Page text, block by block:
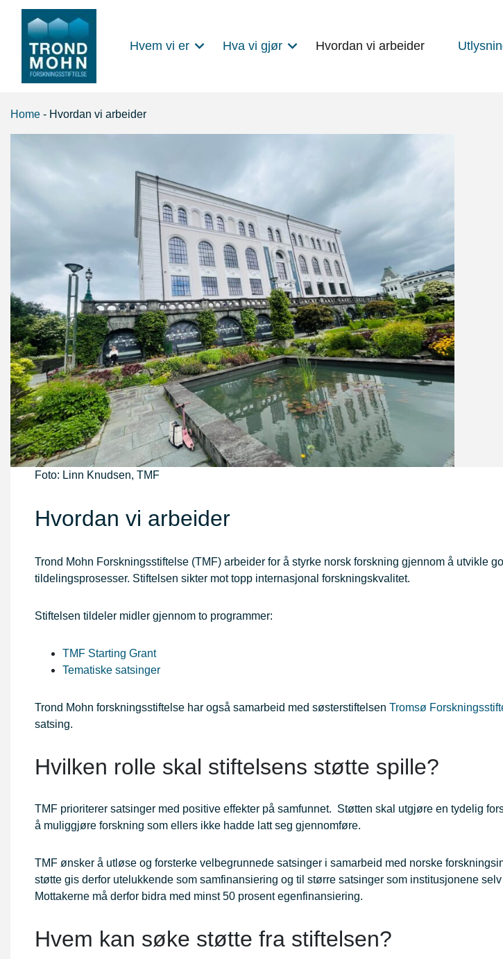
Main Navigation
Hvem vi er Hva vi gjør Hvordan vi arbeider
Home - Hvordan vi arbeider
Foto: Linn Knudsen, TMF
Hvordan vi arbeider
Trond Mohn Forskningsstiftelse (TMF) arbeider for å styrke norsk forskning gjennom å utvikle
tildelingsprosesser. Stiftelsen sikter mot topp internasjonal forskningskvalitet.
Stiftelsen tildeler midler gjennom to programmer:
TMF Starting Grant
Tematiske satsinger
Trond Mohn forskningsstiftelse har også samarbeid med søsterstiftelsen Tromsø
satsing.
Hvilken rolle skal stiftelsens støtte spille?
TMF prioriterer satsinger med positive effekter på samfunnet. Støtten skal utgjøre en tydelig
å muliggjøre forskning som ellers ikke hadde latt seg gjennomføre.
TMF ønsker å utløse og forsterke velbegrunnede satsinger i samarbeid med norske
støtte gis derfor utelukkende som samfinansiering og til større satsinger som institusjonene
Mottakerne må derfor bidra med minst 50 prosent egenfinansiering.
Hvem kan søke støtte fra stiftelsen?